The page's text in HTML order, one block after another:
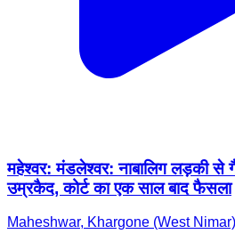
महेश्वर: मंडलेश्वर: नाबालिग लड़की से
उम्रकैद, कोर्ट का एक साल बाद फैसला
Maheshwar, Khargone (West